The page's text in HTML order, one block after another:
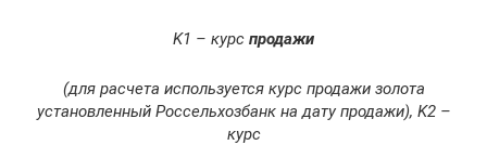
K1 – курс продажи
(для расчета используется курс продажи золота
установленный Россельхозбанк на дату продажи), K2 –
курс